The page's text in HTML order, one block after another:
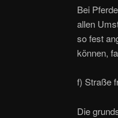
Bei
allen
so fest
können,
f) Straße
Die